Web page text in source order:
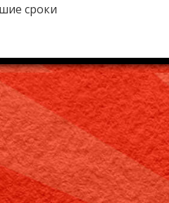
сроки